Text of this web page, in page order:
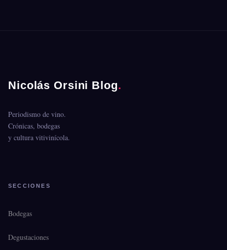
Nicolás Orsini Blog.
Periodismo de vino.
Crónicas, bodegas
y cultura vitivinícola.
SECCIONES
Bodegas
Degustaciones